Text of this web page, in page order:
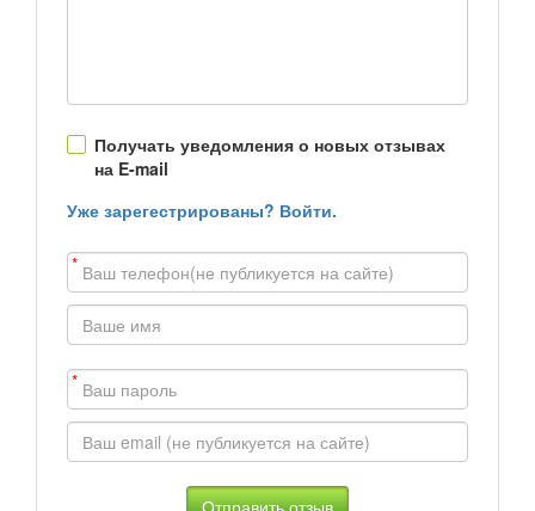
Получать уведомления о новых отзывах
на E-mail
Уже зарегестрированы? Войти.
*
*